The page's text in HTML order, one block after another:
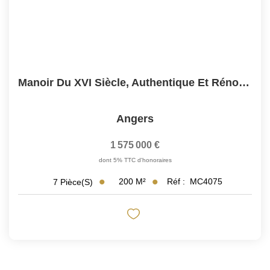
Manoir Du XVI Siècle, Authentique Et Rénové Avec Passion...
Angers
1 575 000 €
dont 5% TTC d'honoraires
7 Pièce(s) 200 M² Réf : MC4075